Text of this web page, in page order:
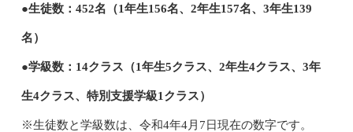
●生徒数：452名（1年生156名、2年生157名、3年生139
名）
●学級数：14クラス（1年生5クラス、2年生4クラス、3年
生4クラス、特別支援学級1クラス）
※生徒数と学級数は、令和4年4月7日現在の数字です。